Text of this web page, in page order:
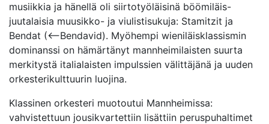
musiikkia ja hänellä oli siirtotyöläisinä böömiläis-
juutalaisia muusikko- ja viulistisukuja: Stamitzit ja
Bendat (<–Bendavid). Myöhempi wieniläisklassismin
dominanssi on hämärtänyt mannheimilaisten suurta
merkitystä italialaisten impulssien välittäjänä ja uuden
orkesterikulttuurin luojina.
Klassinen orkesteri muotoutui Mannheimissa:
vahvistettuun jousikvartettiin lisättiin peruspuhaltimet